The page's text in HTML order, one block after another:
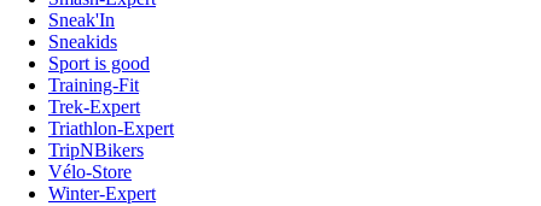
Sneak'In
Sneakids
Sport is good
Training-Fit
Trek-Expert
Triathlon-Expert
TripNBikers
Vélo-Store
Winter-Expert